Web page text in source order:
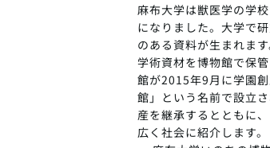
麻布大学は獣医学の学
になりました。大学で
のある資料が生まれま
学術資材を博物館で保
館が2015年9月に学園
館」という名前で設立
産を継承するとともに
広く社会に紹介します。